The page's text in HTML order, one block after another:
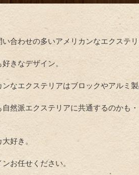
合わせの多いアメリカンなエクステリ
きなデザイン。
なエクステリアはブロックやアルミ
然派エクステリアに共通するのかも・
好き。
お任せください。